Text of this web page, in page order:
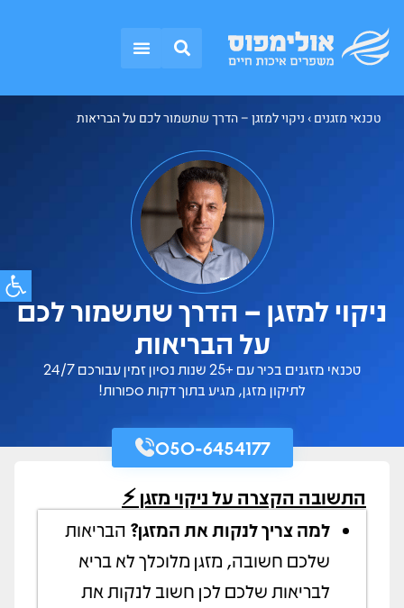
טכנאי מזגנים›ניקוי למזגן – הדרך שתשמור לכם על הבריאות
ניקוי למזגן – הדרך שתשמור לכם
על הבריאות
טכנאי מזגנים בכיר עם +25 שנות נסיון זמין עבורכם 24/7
לתיקון מזגן, מגיע בתוך דקות ספורות!
050-6454177
התשובה הקצרה על ניקוי מזגן ⚡️
למה צריך לנקות את המזגן? הבריאות
שלכם חשובה, מזגן מלוכלך לא בריא
לבריאות שלכם לכן חשוב לנקות את
פתח